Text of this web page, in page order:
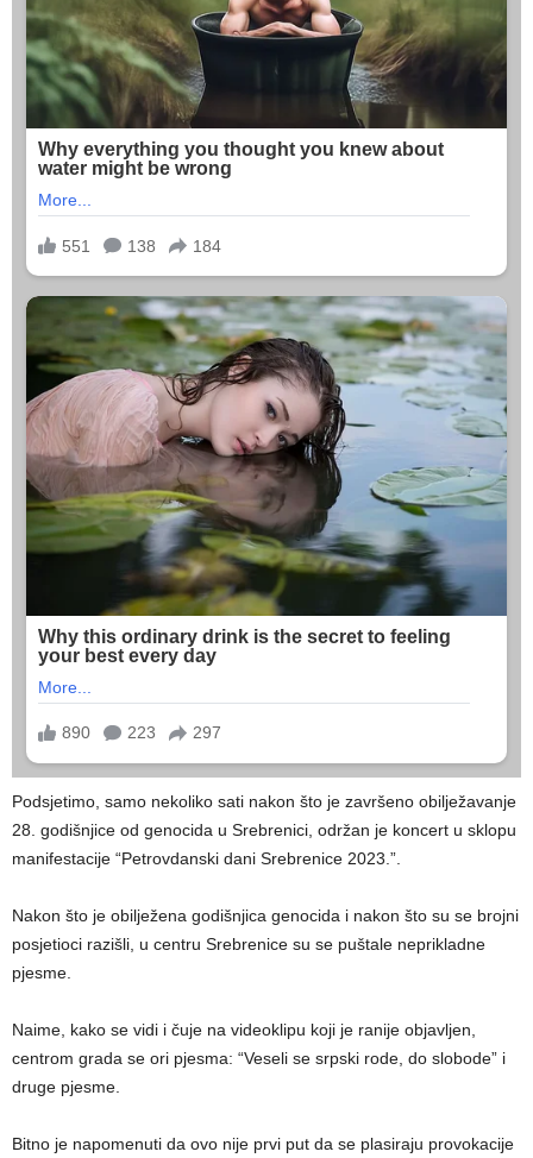
Podsjetimo, samo nekoliko sati nakon što je završeno obilježavanje
28. godišnjice od genocida u Srebrenici, održan je koncert u sklopu
manifestacije “Petrovdanski dani Srebrenice 2023.”.
Nakon što je obilježena godišnjica genocida i nakon što su se brojni
posjetioci razišli, u centru Srebrenice su se puštale neprikladne
pjesme.
Naime, kako se vidi i čuje na videoklipu koji je ranije objavljen,
centrom grada se ori pjesma: “Veseli se srpski rode, do slobode” i
druge pjesme.
Bitno je napomenuti da ovo nije prvi put da se plasiraju provokacije